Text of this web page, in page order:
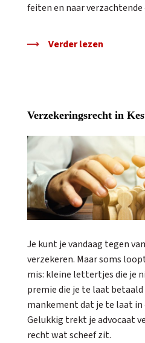
feiten en naar
Verder lezen
Verzekeringsrecht in
Je kunt je vandaag tegen
verzekeren. Maar soms
mis: kleine lettertjes die je
premie die je te laat
mankement dat je te laat
Gelukkig trekt je advocaat
recht wat scheef zit.